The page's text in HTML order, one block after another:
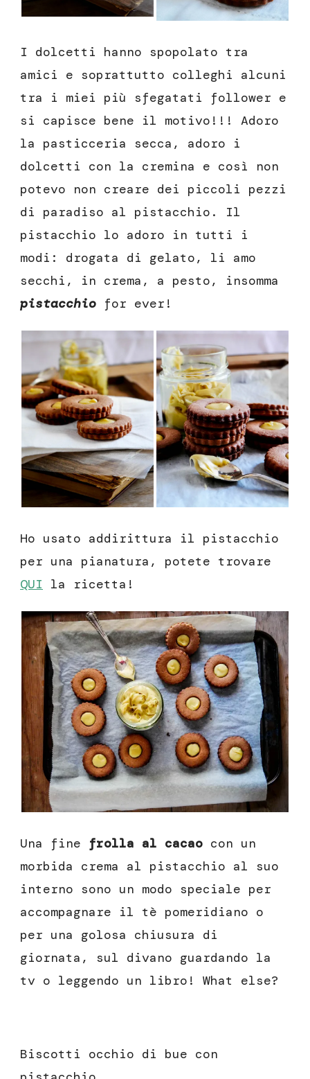
I dolcetti hanno spopolato tra
amici e soprattutto colleghi alcuni
tra i miei più sfegatati follower e
si capisce bene il motivo!!! Adoro
la pasticceria secca, adoro i
dolcetti con la cremina e così non
potevo non creare dei piccoli pezzi
di paradiso al pistacchio. Il
pistacchio lo adoro in tutti i
modi: drogata di gelato, li amo
secchi, in crema, a pesto, insomma
pistacchio for ever!
Ho usato addirittura il pistacchio
per una pianatura, potete trovare
QUI la ricetta!
Una fine frolla al cacao con un
morbida crema al pistacchio al suo
interno sono un modo speciale per
accompagnare il tè pomeridiano o
per una golosa chiusura di
giornata, sul divano guardando la
tv o leggendo un libro! What else?
Biscotti occhio di bue con